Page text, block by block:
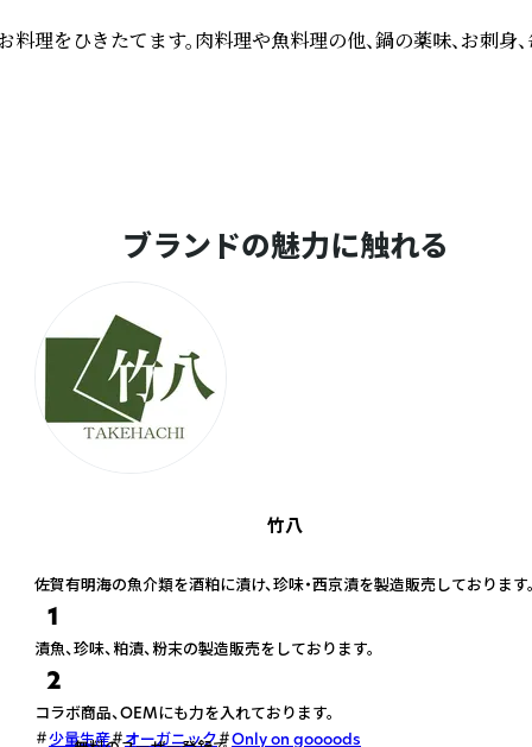
をひきたてます。肉料理や魚料理の他、鍋の薬味、お刺身
ブランドの魅力に触れる
竹八
佐賀有明海の魚介類を酒粕に漬け、珍味・西京漬を製造販売しております
1
漬魚、珍味、粕漬、粉末の製造販売をしております。
2
コラボ商品、OEMにも力を入れております。
少量生産
オーガニック
Only on goooods